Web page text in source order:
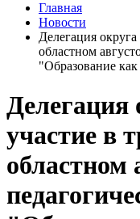
Главная
Новости
Делегация
областном
"Образование
Делегация
участие в
областном